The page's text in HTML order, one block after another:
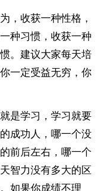
收获一种性格，
种习惯，收获一种
。建议大家每天培
一定受益无穷，你
是学习，学习就要
成功人，哪一个没
前后左右，哪一个
智力没有多大的区
如果你成绩不理